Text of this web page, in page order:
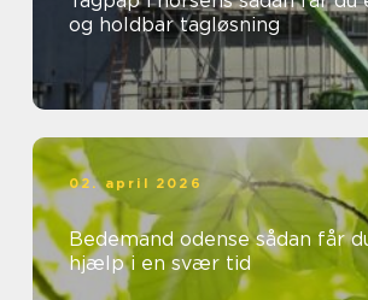
og holdbar tagløsning
02. april 2026
Bedemand odense sådan får du tryg
hjælp i en svær tid